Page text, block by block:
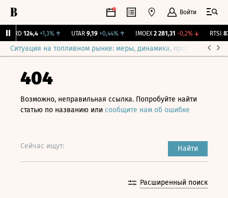
Войти
ABRD 124,4 +1,3%↑ UTAR 9,19 +0,44%↑ IMOEX 2 281,31 -0,2%↓ RTSI
Ситуация на топливном рынке: меры, динамика, прогнозы
404
Возможно, неправильная ссылка. Попробуйте найти
статью по названию или сообщите нам об ошибке
Сейчас ищут: Найти
Расширенный поиск